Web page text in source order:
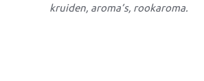
kruiden, aroma’s, rookaroma.